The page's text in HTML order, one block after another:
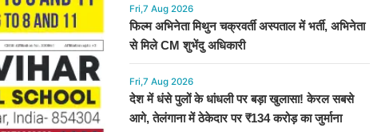
Fri,7 Aug 2026
फिल्म अभिनेता मिथुन चक्रवर्ती अस्पताल में भर्ती, अभिनेता
से मिले CM शुभेंदु अधिकारी
Fri,7 Aug 2026
देश में धंसे पुलों के धांधली पर बड़ा खुलासा! केरल सबसे
आगे, तेलंगाना में ठेकेदार पर ₹134 करोड़ का जुर्माना